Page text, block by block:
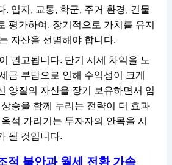
. 입지, 교통, 학군, 주거 환경, 건물
평가하여, 장기적으로 가치를 유지
자산을 선별해야 합니다.
권고됩니다. 단기 시세 차익을 노
금 부담으로 인해 수익성이 크게
양질의 자산을 장기 보유하면서 임
승을 함께 누리는 전략이 더 효과
석 가리기는 투자자의 안목을 시
될 것입니다.
적 불안과 월세 전환 가속